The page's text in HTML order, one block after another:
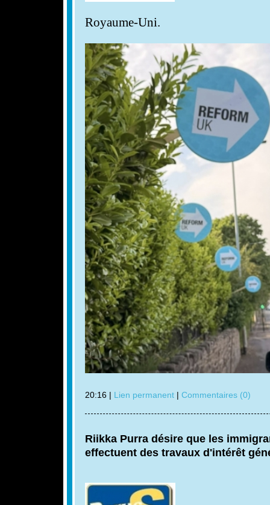
Royaume-Uni.
20:16 | Lien permanent| Commentaires (0)
Riikka Purra désire que les
effectuent des travaux d'intérêt